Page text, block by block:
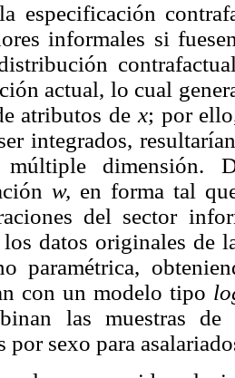
especificación
informales si
actual, lo cual
atributos de x; por
integrados,
dimensión.
w, en forma tal
del sector
datos originales de
paramétrica,
con un modelo tipo
las muestras
por sexo para